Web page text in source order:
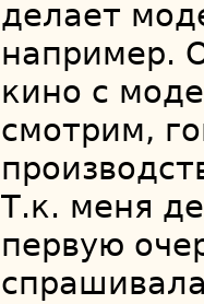
делает
например.
кино с
смотрим,
Т.к. меня
первую